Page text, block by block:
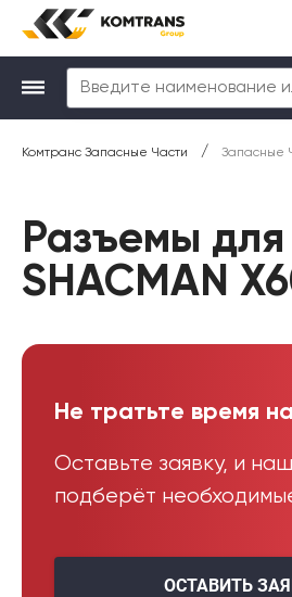
Комтранс Запасные Части / Запасные
Разъемы для
SHACMAN
Не тратьте время
Оставьте заявку, и
подберёт
ОСТАВИТЬ